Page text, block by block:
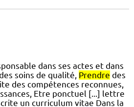
dans ses actes et dans
soins de qualité, Prendre des
des compétences reconnues,
Etre ponctuel [...] lettre
un curriculum vitae Dans la